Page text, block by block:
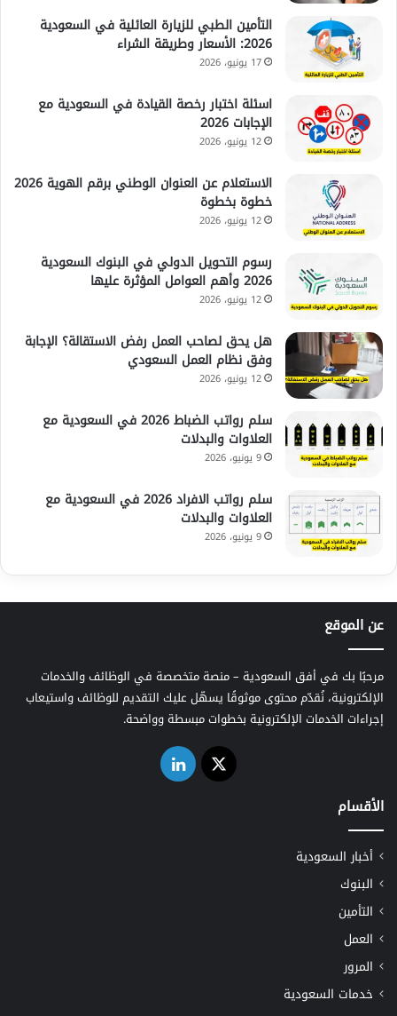
التأمين الطبي للزيارة العائلية في السعودية
2026: الأسعار وطريقة الشراء
17 يونيو، 2026
اسئلة اختبار رخصة القيادة في السعودية مع
الإجابات 2026
12 يونيو، 2026
الاستعلام عن العنوان الوطني برقم الهوية 2026
خطوة بخطوة
12 يونيو، 2026
رسوم التحويل الدولي في البنوك السعودية
2026 وأهم العوامل المؤثرة عليها
12 يونيو، 2026
هل يحق لصاحب العمل رفض الاستقالة؟ الإجابة
وفق نظام العمل السعودي
12 يونيو، 2026
سلم رواتب الضباط 2026 في السعودية مع
العلاوات والبدلات
9 يونيو، 2026
سلم رواتب الافراد 2026 في السعودية مع
العلاوات والبدلات
9 يونيو، 2026
عن الموقع
مرحبًا بك في أفق السعودية – منصة متخصصة في الوظائف والخدمات
الإلكترونية، نُقدّم محتوى موثوقًا يسهّل عليك التقديم للوظائف واستيعاب
إجراءات الخدمات الإلكترونية بخطوات مبسطة وواضحة.
‫X لينكدإن
الأقسام
أخبار السعودية
البنوك
التأمين
العمل
المرور
خدمات السعودية